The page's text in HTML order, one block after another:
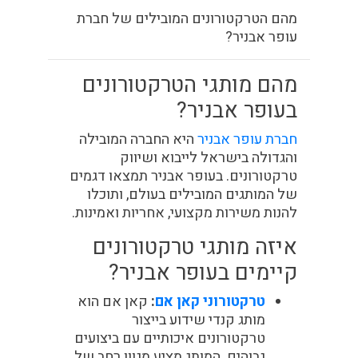
מהם הטרקטורונים המובילים של חברת
עופר אבניר?
מהם מותגי הטרקטורונים
בעופר אבניר?
חברת עופר אבנירהיא החברה המובילה
והגדולה בישראל לייבוא ושיווק
טרקטורונים. בעופר אבניר תמצאו דגמים
של המותגים המובילים בעולם, ותוכלו
להנות משירות מקצועי, אחריות ואמינות.
איזה מותגי טרקטורונים
קיימים בעופר אבניר?
טרקטורוני קאן אם: קאן אם הוא
מותג קנדי שידוע בייצור
טרקטורונים איכותיים עם ביצועים